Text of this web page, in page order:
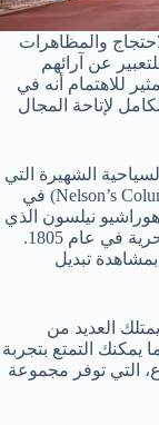
والمظاهرات
عن آرائهم
للاهتمام أنه في
لإتاحة المجال
الشهيرة التي
يمكن استكشافها. فمن ضمنها نصب نيلسون (Nelson’s Column) في
هوراشيو نيلسون الذي
قاد الأسطول البريطاني خلال معركة ترافلغر البحرية في عام 1805.
تبديل
العديد من
يمكنك التمتع بتجربة
التي توفر مجموعة